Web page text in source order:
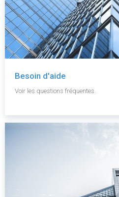
Besoin d'aide
Voir les questions fréquentes.